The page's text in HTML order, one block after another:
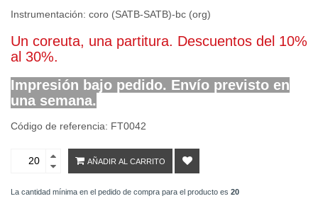
Instrumentación: coro (SATB-SATB)-bc (org)
Un coreuta, una partitura. Descuentos del 10%
al 30%.
Impresión bajo pedido. Envío previsto en
una semana.
Código de referencia: FT0042
AÑADIR AL CARRITO
La cantidad mínima en el pedido de compra para el producto es 20